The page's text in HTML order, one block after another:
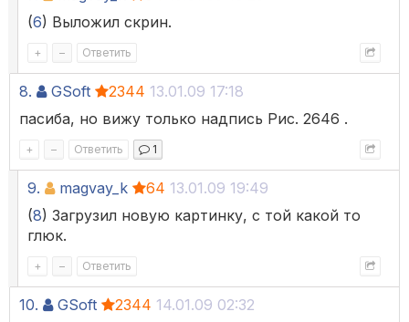
(6) Выложил скрин.
+ – Ответить
8. GSoft 2344 13.01.09 17:18
пасиба, но вижу только надпись Рис. 2646 .
+ – Ответить 1
9. magvay_k 64 13.01.09 19:49
(8) Загрузил новую картинку, с той какой то
глюк.
+ – Ответить
10. GSoft 2344 14.01.09 02:32